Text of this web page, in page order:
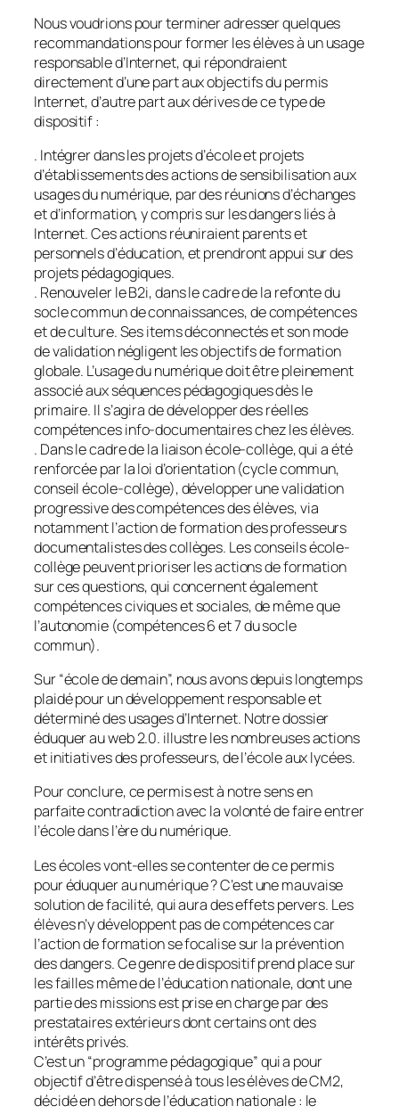
Nous voudrions pour terminer adresser quelques
recommandations pour former les élèves à un usage
responsable d’Internet, qui répondraient
directement d’une part aux objectifs du permis
Internet, d’autre part aux dérives de ce type de
dispositif :
. Intégrer dans les projets d’école et projets
d’établissements des actions de sensibilisation aux
usages du numérique, par des réunions d’échanges
et d’information, y compris sur les dangers liés à
Internet. Ces actions réuniraient parents et
personnels d’éducation, et prendront appui sur des
projets pédagogiques.
. Renouveler le B2i, dans le cadre de la refonte du
socle commun de connaissances, de compétences
et de culture. Ses items déconnectés et son mode
de validation négligent les objectifs de formation
globale. L’usage du numérique doit être pleinement
associé aux séquences pédagogiques dès le
primaire. Il s’agira de développer des réelles
compétences info-documentaires chez les élèves.
. Dans le cadre de la liaison école-collège, qui a été
renforcée par la loi d’orientation (cycle commun,
conseil école-collège), développer une validation
progressive des compétences des élèves, via
notamment l’action de formation des professeurs
documentalistes des collèges. Les conseils école-
collège peuvent prioriser les actions de formation
sur ces questions, qui concernent également
compétences civiques et sociales, de même que
l’autonomie (compétences 6 et 7 du socle
commun).
Sur “école de demain”, nous avons depuis longtemps
plaidé pour un développement responsable et
déterminé des usages d’Internet. Notre dossier
éduquer au web 2.0. illustre les nombreuses actions
et initiatives des professeurs, de l’école aux lycées.
Pour conclure, ce permis est à notre sens en
parfaite contradiction avec la volonté de faire entrer
l’école dans l’ère du numérique.
Les écoles vont-elles se contenter de ce permis
pour éduquer au numérique ? C’est une mauvaise
solution de facilité, qui aura des effets pervers. Les
élèves n’y développent pas de compétences car
l’action de formation se focalise sur la prévention
des dangers. Ce genre de dispositif prend place sur
les failles même de l’éducation nationale, dont une
partie des missions est prise en charge par des
prestataires extérieurs dont certains ont des
intérêts privés.
C’est un “programme pédagogique” qui a pour
objectif d’être dispensé à tous les élèves de CM2,
décidé en dehors de l’éducation nationale : le